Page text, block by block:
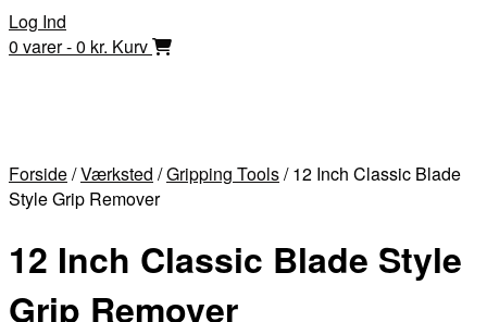
Skip
to
Log Ind
0 varer - 0 kr. Kurv
Forside/Værksted /Gripping Tools/ 12 Inch Classic Blade
Style Grip Remover
12 Inch Classic Blade Style
Grip Remover